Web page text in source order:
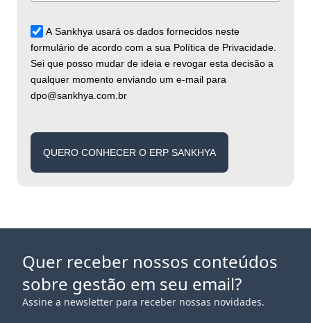
A Sankhya usará os dados fornecidos neste
formulário de acordo com a sua Política de Privacidade.
Sei que posso mudar de ideia e revogar esta decisão a
qualquer momento enviando um e-mail para
dpo@sankhya.com.br
QUERO CONHECER O ERP SANKHYA
Quer receber nossos conteúdos
sobre gestão em seu email?
Assine a newsletter para receber nossas novidades.